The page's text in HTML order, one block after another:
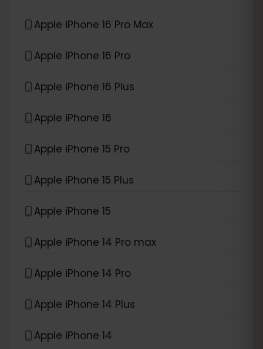
Apple iPhone 16 Pro Max
Apple iPhone 16 Pro
Apple iPhone 16 Plus
Apple iPhone 16
Apple iPhone 15 Pro
Apple iPhone 15 Plus
Apple iPhone 15
Apple iPhone 14 Pro max
Apple iPhone 14 Pro
Apple iPhone 14 Plus
Apple iPhone 14